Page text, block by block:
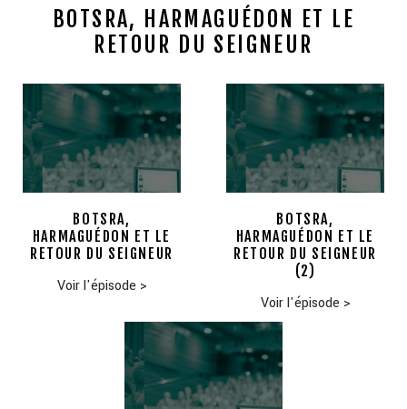
BOTSRA, HARMAGUÉDON ET LE
RETOUR DU SEIGNEUR
BOTSRA,
HARMAGUÉDON ET LE
RETOUR DU SEIGNEUR
Voir l'épisode >
BOTSRA,
HARMAGUÉDON ET LE
RETOUR DU SEIGNEUR
(2)
Voir l'épisode >